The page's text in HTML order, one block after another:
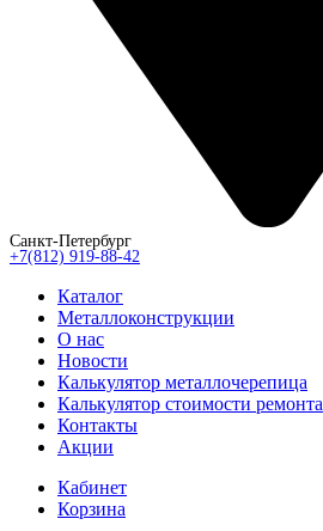
Санкт-Петербург
+7(812) 919-88-42
Каталог
Металлоконструкции
О нас
Новости
Калькулятор металлочерепица
Калькулятор стоимости ремонта
Контакты
Акции
Кабинет
Корзина